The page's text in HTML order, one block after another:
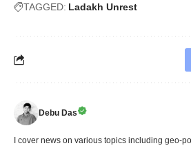
TAGGED: Ladakh Unrest
Debu Das
I cover news on various topics including geo-